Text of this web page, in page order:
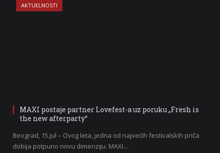
AKTUELNOSTI
MAXI postaje partner Lovefest-a uz poruku „Fresh is
the new afterparty“
Beograd, 15.jul – Ovog leta, jedna od najvećih festivalskih priča
dobija potpuno novu dimenziju. MAXI…